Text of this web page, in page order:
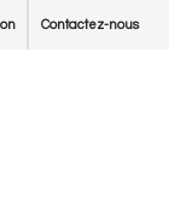
Contactez-nous